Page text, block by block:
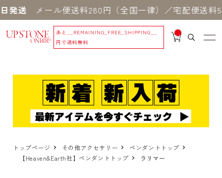
発送メール便送料280円（全国一律）／宅配便送料
あと
__REMAINING_FREE_SHIPPING__
円で送料無料
__
IT
_
トップページ その他アクセサリー
ペンダントトップ
【Heaven&Earth社】ペンダントトップ
ラリマー